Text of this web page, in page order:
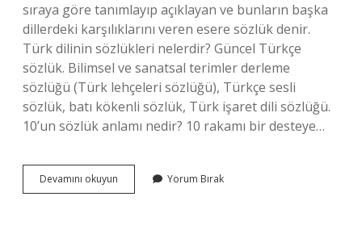
sıraya göre tanımlayıp açıklayan ve bunların başka
dillerdeki karşılıklarını veren esere sözlük denir.
Türk dilinin sözlükleri nelerdir? Güncel Türkçe
sözlük. Bilimsel ve sanatsal terimler derleme
sözlüğü (Türk lehçeleri sözlüğü), Türkçe sesli
sözlük, batı kökenli sözlük, Türk işaret dili sözlüğü.
10’un sözlük anlamı nedir? 10 rakamı bir desteye…
Devamını okuyun Sözlükler
Nelerdir
Yorum Bırak